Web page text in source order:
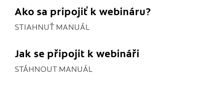
Ako sa pripojiť k webináru?
STIAHNUŤ MANUÁL
Jak se připojit k webináři
STÁHNOUT MANUÁL